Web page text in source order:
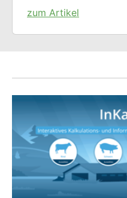
zum Artikel